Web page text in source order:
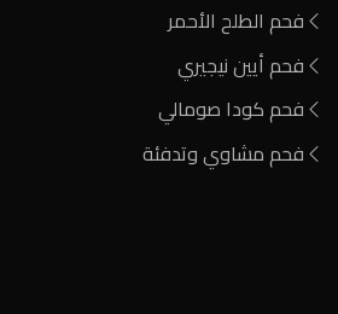
فحم الطلح الأحمر
فحم أيين نيجيري
فحم كودا صومالي
فحم مشاوي وتدفئة